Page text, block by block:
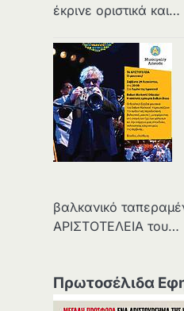
έκρινε οριστικά και…
βαλκανικό
ΑΡΙΣΤΟΤΕΛΕΙΑ του…
Πρωτοσέλιδα